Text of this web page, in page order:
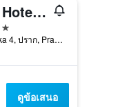
Grand Hotel Bohemia
Kralodvorska 4, ปราก, Prague Region, สาธารณรัฐเช็ก
ดูข้อเสนอ